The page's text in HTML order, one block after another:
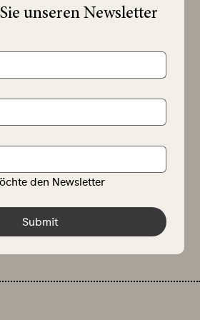
unseren Newsletter
den Newsletter
Submit